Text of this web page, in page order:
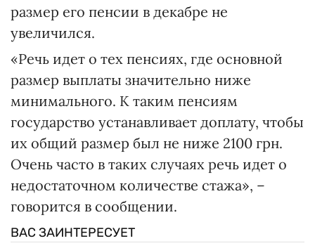
размер его пенсии в декабре не
увеличился.
«Речь идет о тех пенсиях, где основной
размер выплаты значительно ниже
минимального. К таким пенсиям
государство устанавливает доплату, чтобы
их общий размер был не ниже 2100 грн.
Очень часто в таких случаях речь идет о
недостаточном количестве стажа», –
говорится в сообщении.
ВАС ЗАИНТЕРЕСУЕТ